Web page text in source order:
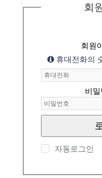
회
회원
휴대전화의
비
자동로그인